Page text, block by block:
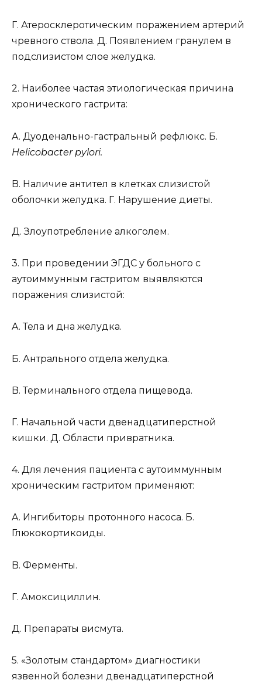
Г. Атеросклеротическим поражением артерий
чревного ствола. Д. Появлением гранулем в
подслизистом слое желудка.
2. Наиболее частая этиологическая причина
хронического гастрита:
A. Дуоденально-гастральный рефлюкс. Б.
Helicobacter pylori.
B. Наличие антител в клетках слизистой
оболочки желудка. Г. Нарушение диеты.
Д. Злоупотребление алкоголем.
3. При проведении ЭГДС у больного с
аутоиммунным гастритом выявляются
поражения слизистой:
A. Тела и дна желудка.
Б. Антрального отдела желудка.
B. Терминального отдела пищевода.
Г. Начальной части двенадцатиперстной
кишки. Д. Области привратника.
4. Для лечения пациента с аутоиммунным
хроническим гастритом применяют:
A. Ингибиторы протонного насоса. Б.
Глюкокортикоиды.
B. Ферменты.
Г. Амоксициллин.
Д. Препараты висмута.
5. «Золотым стандартом» диагностики
язвенной болезни двенадцатиперстной